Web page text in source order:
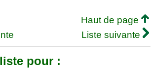
Haut de page
Liste suivante
pour :